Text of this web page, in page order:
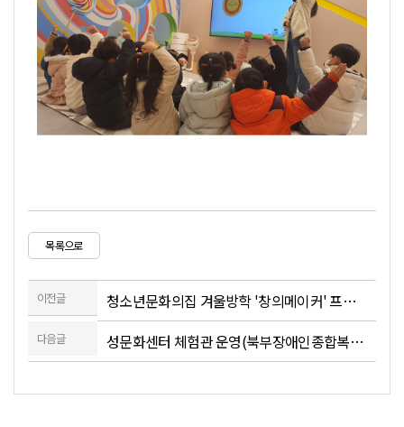
목록으로
이전글 청소년문화의집 겨울방학 '창의메이커' 프로그램
다음글 성문화센터 체험관 운영(북부장애인종합복지관)